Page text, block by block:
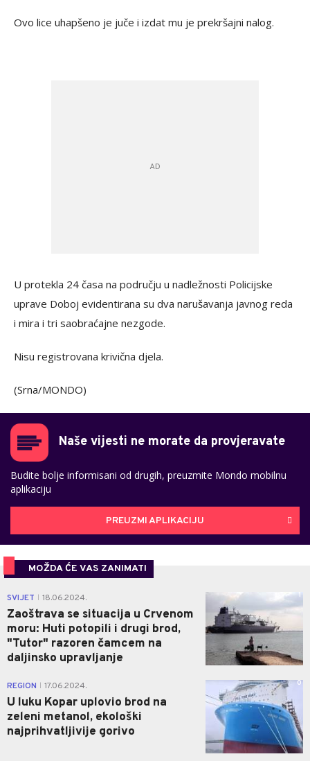
Ovo lice uhapšeno je juče i izdat mu je prekršajni nalog.
U protekla 24 časa na području u nadležnosti Policijske
uprave Doboj evidentirana su dva narušavanja javnog reda
i mira i tri saobraćajne nezgode.
Nisu registrovana krivična djela.
(Srna/MONDO)
Naše vijesti ne morate da provjeravate
Budite bolje informisani od drugih, preuzmite Mondo mobilnu
aplikaciju
PREUZMI APLIKACIJU
MOŽDA ĆE VAS ZANIMATI
SVIJET 18.06.2024.
Zaoštrava se situacija u Crvenom
moru: Huti potopili i drugi brod,
"Tutor" razoren čamcem na
daljinsko upravljanje
1
REGION 17.06.2024.
U luku Kopar uplovio brod na
zeleni metanol, ekološki
najprihvatljivije gorivo
0